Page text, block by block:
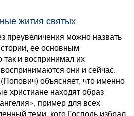
жития святых
можно назвать
ее основным
и воспринимал их
они и сейчас.
объясняет, что именно
христиане находят образ
пример для всех